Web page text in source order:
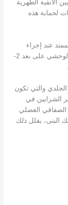
الأنفية الظهرية
لحماية هذه
عند إجراء
الشق العابر للدعامة، حيث يتواجد الشريان الأنفي الوحشي على بعد 2-
والتي تكون
الشرايين في
الصفاقي العضلي
البنى، يقلل ذلك